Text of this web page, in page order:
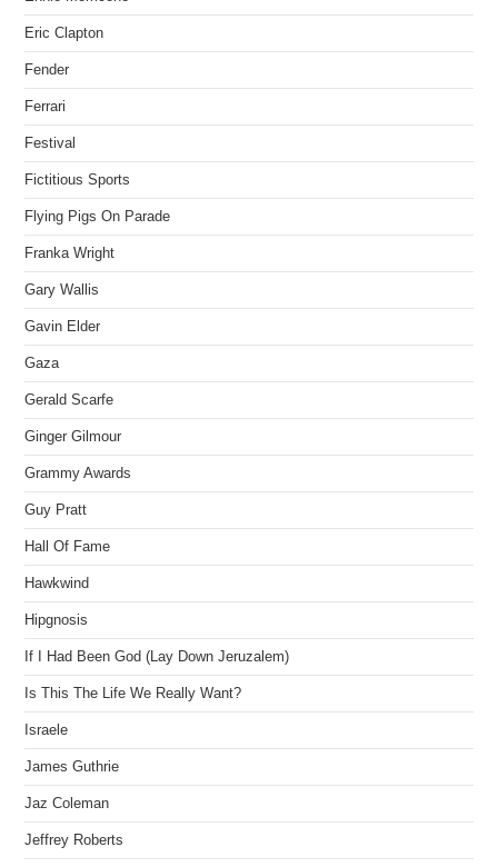
Eric Clapton
Fender
Ferrari
Festival
Fictitious Sports
Flying Pigs On Parade
Franka Wright
Gary Wallis
Gavin Elder
Gaza
Gerald Scarfe
Ginger Gilmour
Grammy Awards
Guy Pratt
Hall Of Fame
Hawkwind
Hipgnosis
If I Had Been God (Lay Down Jeruzalem)
Is This The Life We Really Want?
Israele
James Guthrie
Jaz Coleman
Jeffrey Roberts